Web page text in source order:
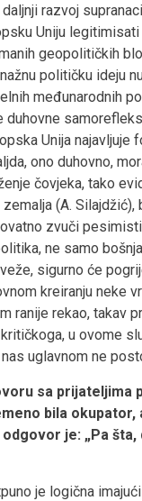
razvoj
Uniju
geopolitičkih
političku ideju
međunarodnih
duhovne
Unija najavljuje
ono duhovno,
čovjeka, tako
zemalja (A.
zvuči
ne samo
sigurno će
kreiranju neke
ranije rekao, takav
u ovome
uglavnom ne
sa prijateljima
bila okupator,
je: „Pa šta,
je logična